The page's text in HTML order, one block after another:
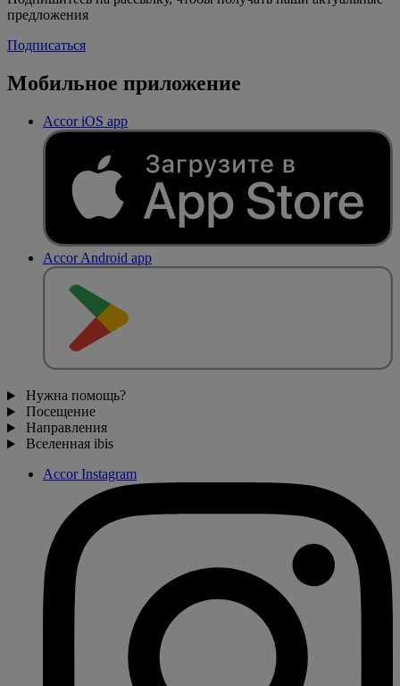
предложения
Подписаться
Мобильное приложение
Accor iOS app
Accor Android app
Нужна помощь?
Посещение
Направления
Вселенная ibis
Accor Instagram